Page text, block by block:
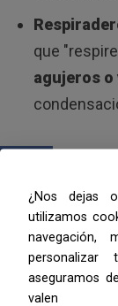
que
agujeros
que
📏La
¿Nos dejas
utilizamos
navegación,
aseguramos